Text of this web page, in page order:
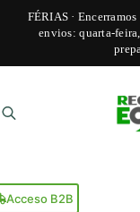
FÉRIAS · Encerramos
envios: quarta-
o
conteúdo
Acceso B2B